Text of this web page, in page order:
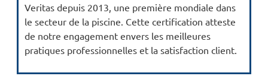
Veritas depuis 2013, une première mondiale dans
le secteur de la piscine. Cette certification atteste
de notre engagement envers les meilleures
pratiques professionnelles et la satisfaction client.